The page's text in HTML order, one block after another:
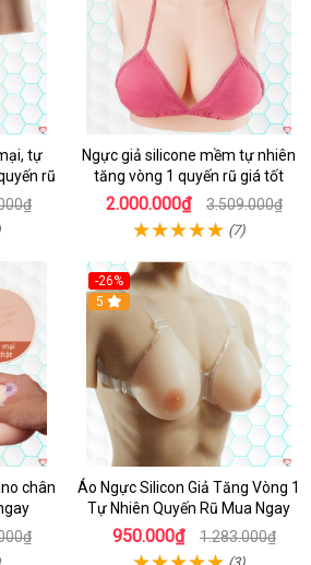
tự
rũ
Ngực giả silicone mềm tự nhiên
tăng vòng 1 quyến rũ giá tốt
2.000.000₫ 3.509.000₫
(7)
chân
-26%
5
Áo Ngực Silicon Giả Tăng Vòng 1
Tự Nhiên Quyến Rũ Mua Ngay
950.000₫ 1.283.000₫